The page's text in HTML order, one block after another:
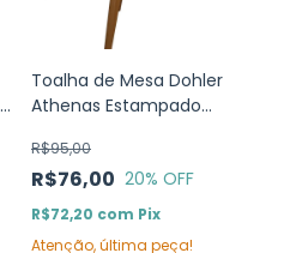
Toalha de Mesa Dohler
Athenas Estampado
R$76,00
R$95,00
20% OFF
R$72,20 com Pix
Atenção, última peça!